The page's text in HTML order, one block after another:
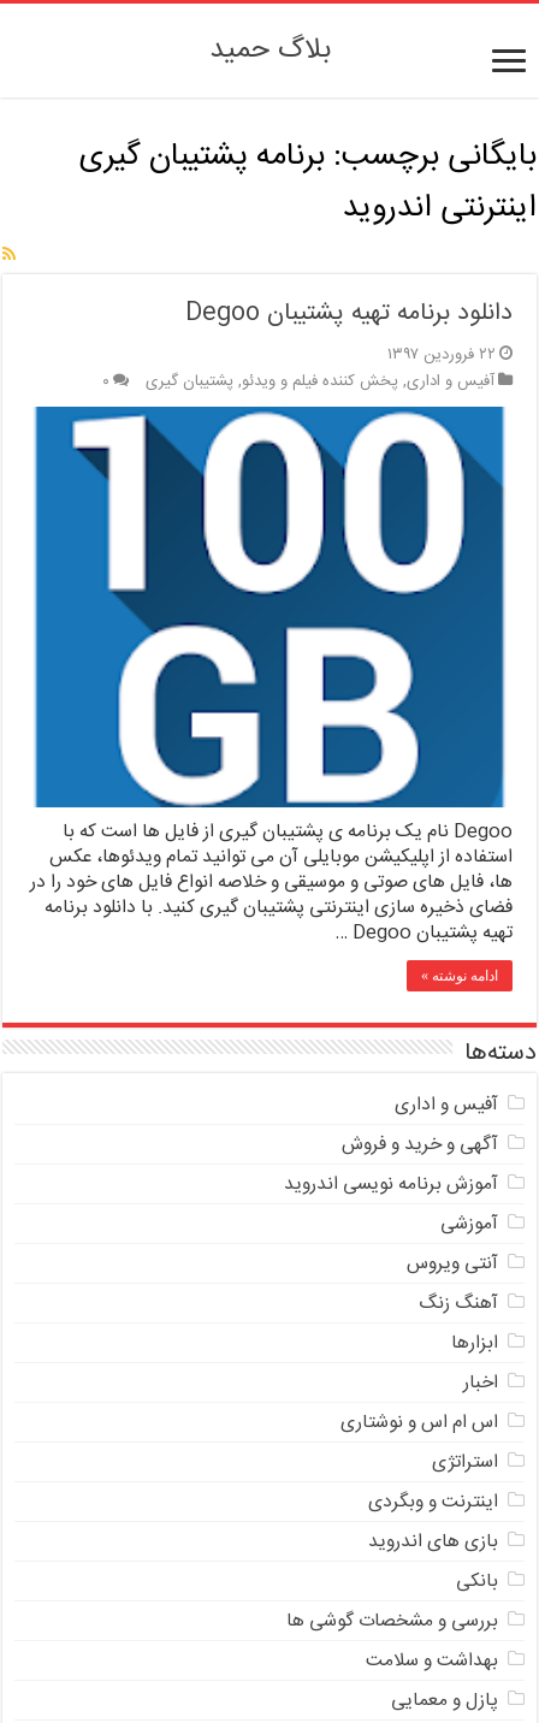
بلاگ حمید
بایگانی برچسب:برنامه پشتیبان گیری
اینترنتی اندروید
دانلود برنامه تهیه پشتیبان Degoo
۲۲ فروردین ۱۳۹۷
آفیس و اداری, پخش کننده فیلم و ویدئو, پشتیبان گیری ۰
Degoo نام یک برنامه ی پشتیبان گیری از فایل ها است که با
استفاده از اپلیکیشن موبایلی آن می توانید تمام ویدئوها، عکس
ها، فایل های صوتی و موسیقی و خلاصه انواع فایل های خود را در
فضای ذخیره سازی اینترنتی پشتیبان گیری کنید. با دانلود برنامه
تهیه پشتیبان Degoo …
ادامه نوشته »
دسته‌ها
آفیس و اداری
آگهی و خرید و فروش
آموزش برنامه نویسی اندروید
آموزشی
آنتی ویروس
آهنگ زنگ
ابزارها
اخبار
اس ام اس و نوشتاری
استراتژی
اینترنت و وبگردی
بازی های اندروید
بانکی
بررسی و مشخصات گوشی ها
بهداشت و سلامت
پازل و معمایی